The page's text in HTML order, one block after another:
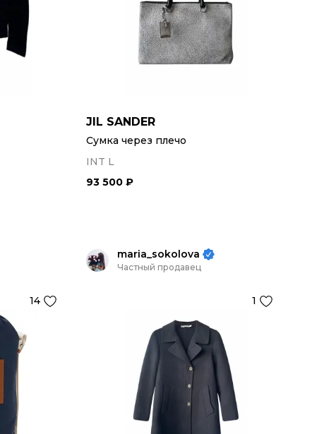
JIL SANDER
Сумка через плечо
INT L
93 500 ₽
14
maria_sokolova
Частный продавец
1